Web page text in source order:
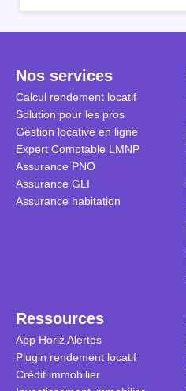
sont des meublés
est-ce rentable ? Quels sont
frais à prévoir ? Les
conditions à remplir ?
Nos services
Calcul rendement locatif
Solution pour les pros
Gestion locative en ligne
Expert Comptable LMNP
Assurance PNO
Assurance GLI
Assurance habitation
Ressources
App Horiz Alertes
Plugin rendement locatif
Crédit immobilier